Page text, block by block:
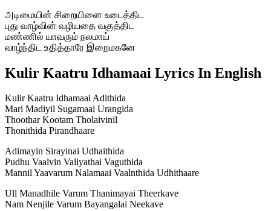
அடிமையின் சிறையினை உடைத்திட
புது வாழ்வின் வழியதை வகுத்திட
மண்ணில் யாவரும் நலமாய்
வாழ்ந்திட உதித்தாரே இறைமகனே
Kulir Kaatru Idhamaai Lyrics In English
Kulir Kaatru Idhamaai Adithida
Mari Madiyil Sugamaai Urangida
Thoothar Kootam Tholaivinil
Thonithida Pirandhaare
Adimayin Sirayinai Udhaithida
Pudhu Vaalvin Valiyathai Vaguthida
Mannil Yaavarum Nalamaai Vaalnthida Udhithaare
Ull Manadhile Varum Thanimayai Theerkave
Nam Nenjile Varum Bayangalai Neekave